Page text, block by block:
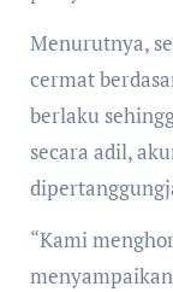
Menurutnya,
cermat
berlaku
secara adil,
“Kami